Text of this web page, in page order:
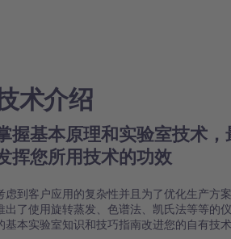
术介绍
握基本原理和实验室技术，
挥您所用技术的功效
虑到客户应用的复杂性并且为了优化生产方
出了使用旋转蒸发、色谱法、凯氏法等等的
基本实验室知识和技巧指南改进您的自有技术